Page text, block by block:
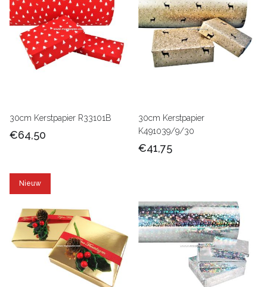
30cm Kerstpapier R33101B
€64,50
30cm Kerstpapier
K491039/9/30
€41,75
Nieuw